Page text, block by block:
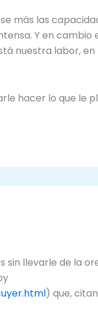
más las
Y en cambio
nuestra labor,
hacer lo que le
sin llevarle de la
) que,